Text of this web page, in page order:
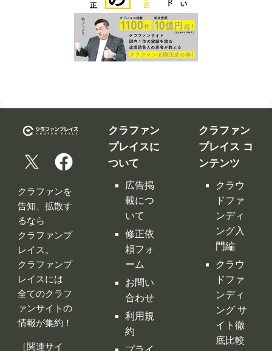
告知、拡散す
クラファンプ
クラファンプ
全てのクラフ
ァンサイトの
情報が集約！
［関連サイ
ト］
クラファン
プレイスに
ついて
修正依
頼フォ
ーム
お問い
合わせ
利用規
約
プライ
バシー
ポリシ
ー
特定商
取引法
に基づ
ング入
門編
クラウ
ドファ
ンディ
ング サ
イト徹
底比較
クラウ
ドファ
ンディ
ング 人
気サイ
トラン